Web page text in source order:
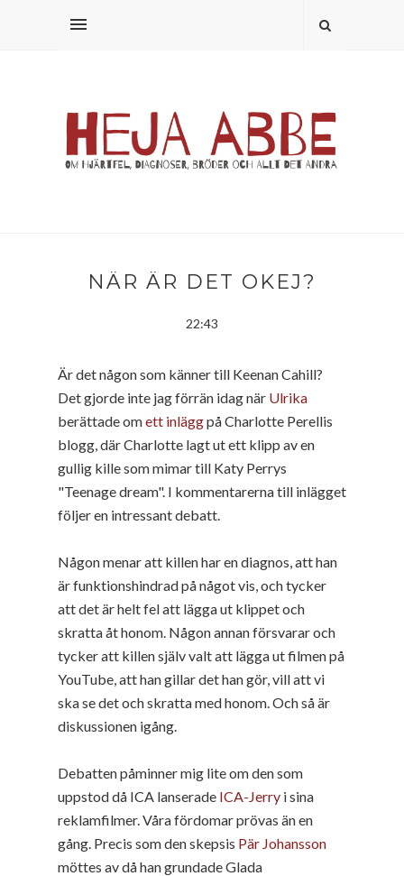
NÄR ÄR DET OKEJ?
22:43
Är det någon som känner till Keenan Cahill?
Det gjorde inte jag förrän idag när Ulrika
berättade omett inläggpå Charlotte Perellis
blogg, där Charlotte lagt ut ett klipp av en
gullig kille som mimar till Katy Perrys
"Teenage dream". I kommentarerna till inlägget
följer en intressant debatt.
Någon menar att killen har en diagnos, att han
är funktionshindrad på något vis, och tycker
att det är helt fel att lägga ut klippet och
skratta åt honom. Någon annan försvarar och
tycker att killen själv valt att lägga ut filmen på
YouTube, att han gillar det han gör, vill att vi
ska se det och skratta med honom. Och så är
diskussionen igång.
Debatten påminner mig lite om den som
uppstod då ICA lanserade ICA-Jerry i sina
reklamfilmer. Våra fördomar prövas än en
gång. Precis som den skepsis Pär Johansson
möttes av då han grundade Glada